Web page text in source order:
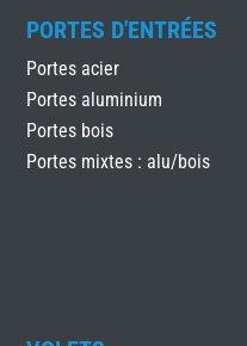
PORTES D'ENTRÉES
Portes acier
Portes aluminium
Portes bois
Portes mixtes : alu/bois